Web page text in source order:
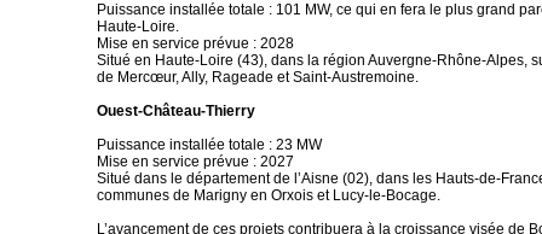
Puissance installée totale : 101 MW, ce qui en fera le plus grand
Haute-Loire.
Mise en service prévue : 2028
Situé en Haute-Loire (43), dans la région Auvergne-Rhône-Alpes,
de Mercœur, Ally, Rageade et Saint-Austremoine.
Ouest-Château-Thierry
Puissance installée totale : 23 MW
Mise en service prévue : 2027
Situé dans le département de l’Aisne (02), dans les Hauts-de-
communes de Marigny en Orxois et Lucy-le-Bocage.
L’avancement de ces projets contribuera à la croissance visée de